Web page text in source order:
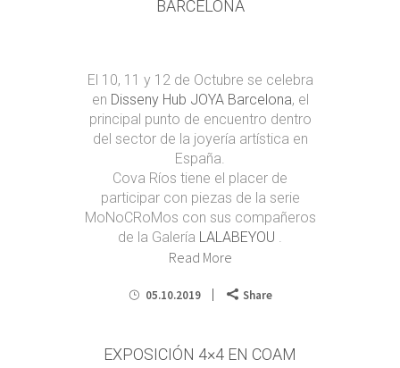
BARCELONA
El 10, 11 y 12 de Octubre se celebra
en Disseny Hub JOYA Barcelona, el
principal punto de encuentro dentro
del sector de la joyería artística en
España.
Cova Ríos tiene el placer de
participar con piezas de la serie
MoNoCRoMos con sus compañeros
de la Galería LALABEYOU .
Read More
05.10.2019 Share
EXPOSICIÓN 4×4 EN COAM